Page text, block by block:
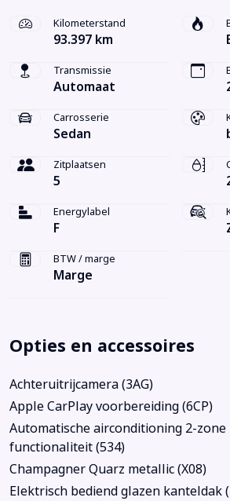
Kilometerstand
93.397 km
Transmissie
Automaat
Carrosserie
Sedan
Zitplaatsen
5
Energylabel
F
BTW / marge
Marge
Opties en accessoires
Achteruitrijcamera (3AG)
Apple CarPlay voorbereiding (6CP)
Automatische airconditioning 2-
functionaliteit (534)
Champagner Quarz metallic (X08)
Elektrisch bediend glazen kanteldak